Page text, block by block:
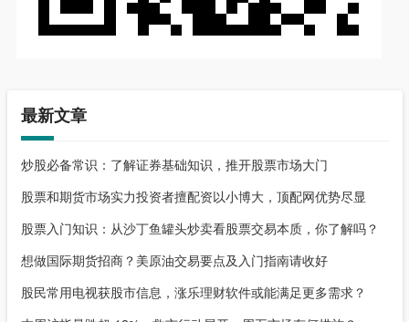
最新文章
炒股必备常识：了解证券基础知识，推开股票市场大门
股票和期货市场实力投资者擅配资以小博大，顶配网优势尽显
股票入门知识：从沙丁鱼罐头炒卖看股票交易本质，你了解吗？
想做国际期货招商？美原油交易要点及入门指南请收好
股民常用电视获股市信息，涨乐理财软件或能满足更多需求？